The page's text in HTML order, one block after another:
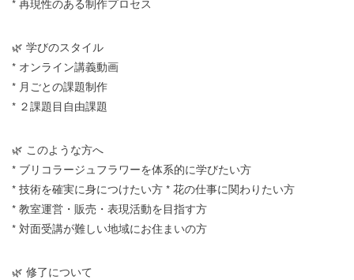
🌿 学びのスタイル
* オンライン講義動画
* 月ごとの課題制作
* ２課題目自由課題
🌿 このような方へ
* ブリコラージュフラワーを体系的に学びたい方
* 技術を確実に身につけたい方 * 花の仕事に関わりたい方
* 教室運営・販売・表現活動を目指す方
* 対面受講が難しい地域にお住まいの方
🌿 修了について